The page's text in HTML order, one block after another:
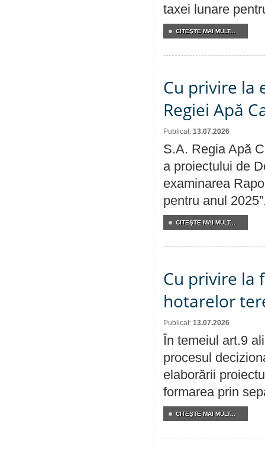
taxei lunare
CITEŞTE MAI MULT...
Cu privire la
Regiei Apă
Publicat: 13.07.2026
S.A. Regia Apă
a proiectului de
examinarea
pentru anul
CITEŞTE MAI MULT...
Cu privire la
hotarelor
Publicat: 13.07.2026
În temeiul art.9
procesul
elaborării
formarea prin
CITEŞTE MAI MULT...